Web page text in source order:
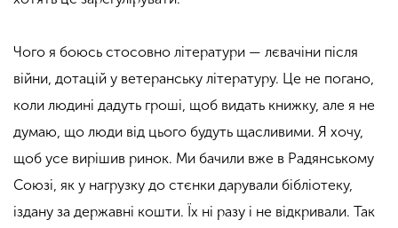
Чого я боюсь стосовно літератури — лєвачіни після
війни, дотацій у ветеранську літературу. Це не погано,
коли людині дадуть гроші, щоб видать книжку, але я не
думаю, що люди від цього будуть щасливими. Я хочу,
щоб усе вирішив ринок. Ми бачили вже в Радянському
Союзі, як у нагрузку до стєнки дарували бібліотеку,
іздану за державні кошти. Їх ні разу і не відкривали. Так